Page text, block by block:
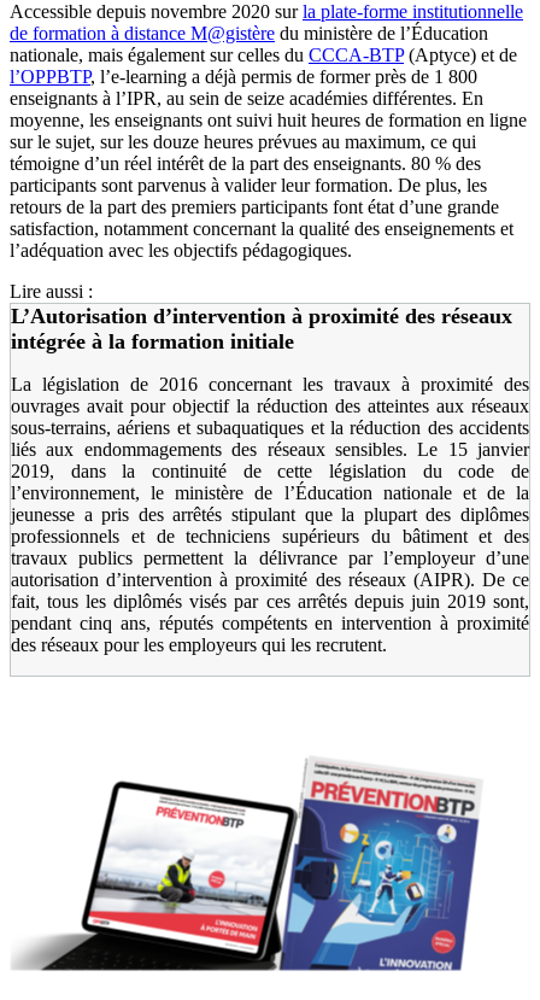
Accessible depuis novembre 2020 surla plate-forme institutionnelle
de formation à distance M@gistère du ministère de l’Éducation
nationale, mais également sur celles du CCCA-BTP(Aptyce) et de
l’OPPBTP, l’e-learning a déjà permis de former près de 1 800
enseignants à l’IPR, au sein de seize académies différentes. En
moyenne, les enseignants ont suivi huit heures de formation en ligne
sur le sujet, sur les douze heures prévues au maximum, ce qui
témoigne d’un réel intérêt de la part des enseignants. 80 % des
participants sont parvenus à valider leur formation. De plus, les
retours de la part des premiers participants font état d’une grande
satisfaction, notamment concernant la qualité des enseignements et
l’adéquation avec les objectifs pédagogiques.
Lire aussi :
L’Autorisation d’intervention à proximité des réseaux
intégrée à la formation initiale
La législation de 2016 concernant les travaux à proximité des
ouvrages avait pour objectif la réduction des atteintes aux réseaux
sous-terrains, aériens et subaquatiques et la réduction des accidents
liés aux endommagements des réseaux sensibles. Le 15 janvier
2019, dans la continuité de cette législation du code de
l’environnement, le ministère de l’Éducation nationale et de la
jeunesse a pris des arrêtés stipulant que la plupart des diplômes
professionnels et de techniciens supérieurs du bâtiment et des
travaux publics permettent la délivrance par l’employeur d’une
autorisation d’intervention à proximité des réseaux (AIPR). De ce
fait, tous les diplômés visés par ces arrêtés depuis juin 2019 sont,
pendant cinq ans, réputés compétents en intervention à proximité
des réseaux pour les employeurs qui les recrutent.